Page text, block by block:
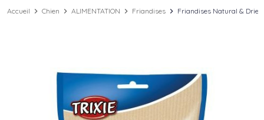
Accueil chevron_right Chien chevron_right ALIMENTATION chevron_right Friandises chevron_right Friandises Natural &